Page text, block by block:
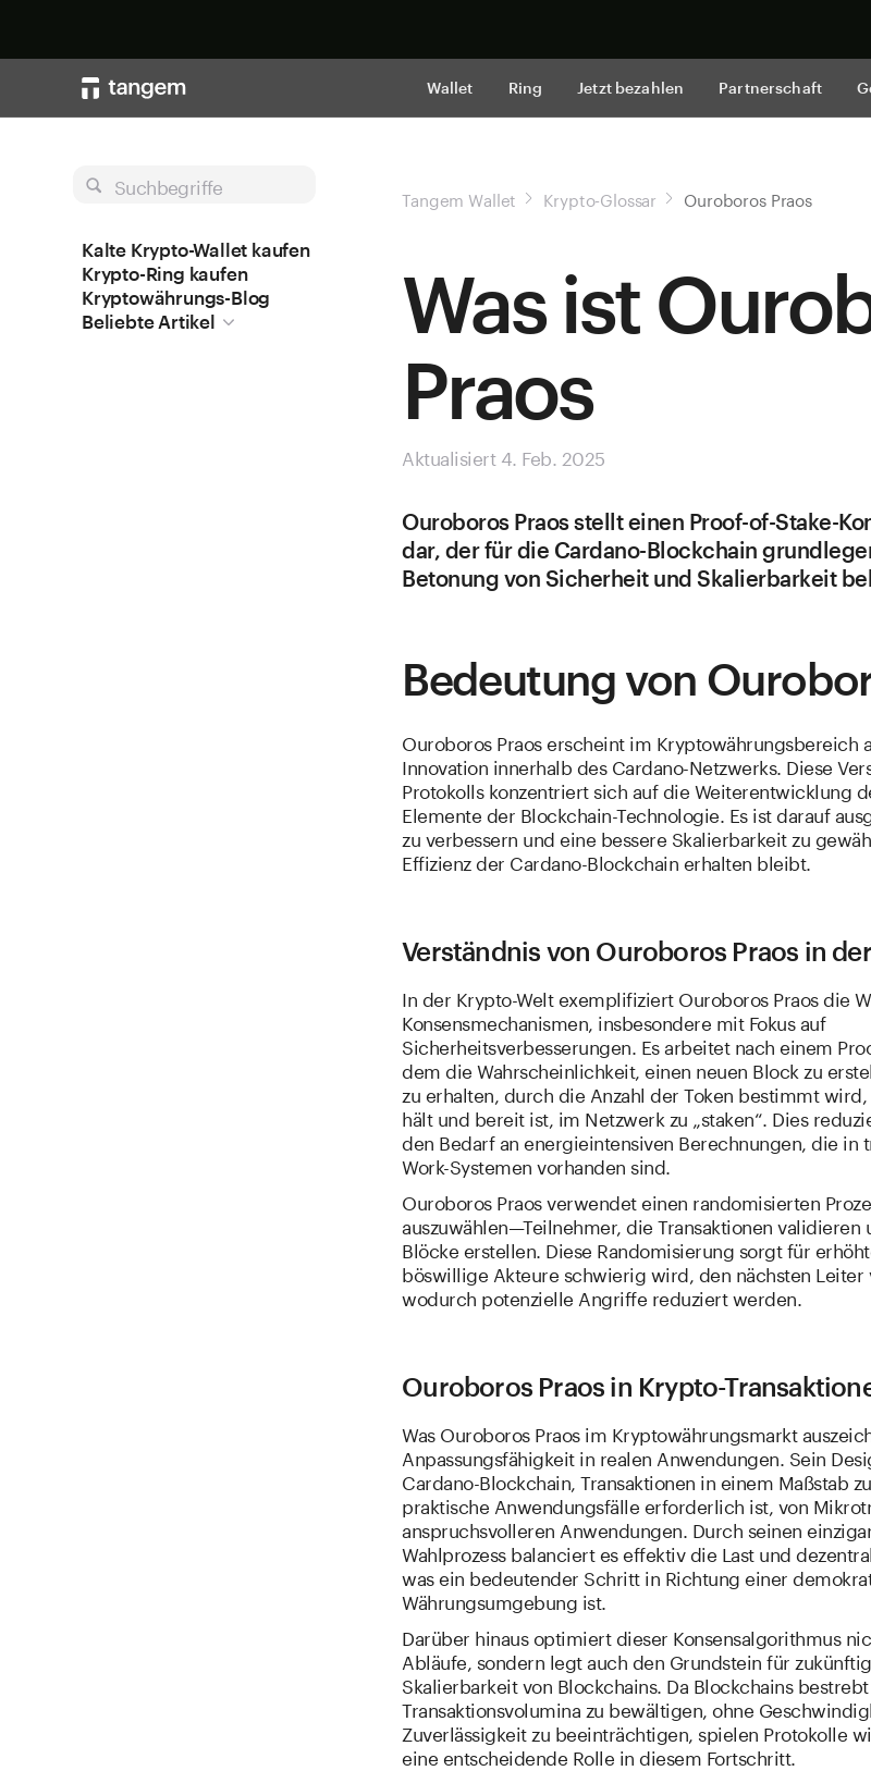
Wallet Ring Jetzt bezahlen Partnerschaft
Suchbegriffe
Kalte Krypto-Wallet kaufen
Krypto-Ring kaufen
Kryptowährungs-Blog
Beliebte Artikel
Tangem Wallet Krypto-Glossar Ouroboros Praos
Was ist
Praos
Aktualisiert 4. Feb. 2025
Ouroboros Praos stellt einen Proof-of-Stake-
dar, der für die Cardano-Blockchain
Betonung von Sicherheit und Skalierbarkeit
Bedeutung von
Ouroboros Praos erscheint im Kryptowährungsbereich
Innovation innerhalb des Cardano-Netzwerks. Diese
Protokolls konzentriert sich auf die Weiterentwicklung
Elemente der Blockchain-Technologie. Es ist darauf
zu verbessern und eine bessere Skalierbarkeit zu
Effizienz der Cardano-Blockchain erhalten bleibt.
Verständnis von Ouroboros Praos in
In der Krypto-Welt exemplifiziert Ouroboros Praos die
Konsensmechanismen, insbesondere mit Fokus auf
Sicherheitsverbesserungen. Es arbeitet nach einem
dem die Wahrscheinlichkeit, einen neuen Block zu
zu erhalten, durch die Anzahl der Token bestimmt
hält und bereit ist, im Netzwerk zu „staken“. Dies
den Bedarf an energieintensiven Berechnungen, die in
Work-Systemen vorhanden sind.
Ouroboros Praos verwendet einen randomisierten
auszuwählen—Teilnehmer, die Transaktionen validieren
Blöcke erstellen. Diese Randomisierung sorgt für
böswillige Akteure schwierig wird, den nächsten Leiter
wodurch potenzielle Angriffe reduziert werden.
Ouroboros Praos in Krypto-
Was Ouroboros Praos im Kryptowährungsmarkt
Anpassungsfähigkeit in realen Anwendungen. Sein
Cardano-Blockchain, Transaktionen in einem Maßstab
praktische Anwendungsfälle erforderlich ist, von
anspruchsvolleren Anwendungen. Durch seinen
Wahlprozess balanciert es effektiv die Last und
was ein bedeutender Schritt in Richtung einer
Währungsumgebung ist.
Darüber hinaus optimiert dieser Konsensalgorithmus
Abläufe, sondern legt auch den Grundstein für
Skalierbarkeit von Blockchains. Da Blockchains
Transaktionsvolumina zu bewältigen, ohne
Zuverlässigkeit zu beeinträchtigen, spielen Protokolle
eine entscheidende Rolle in diesem Fortschritt.